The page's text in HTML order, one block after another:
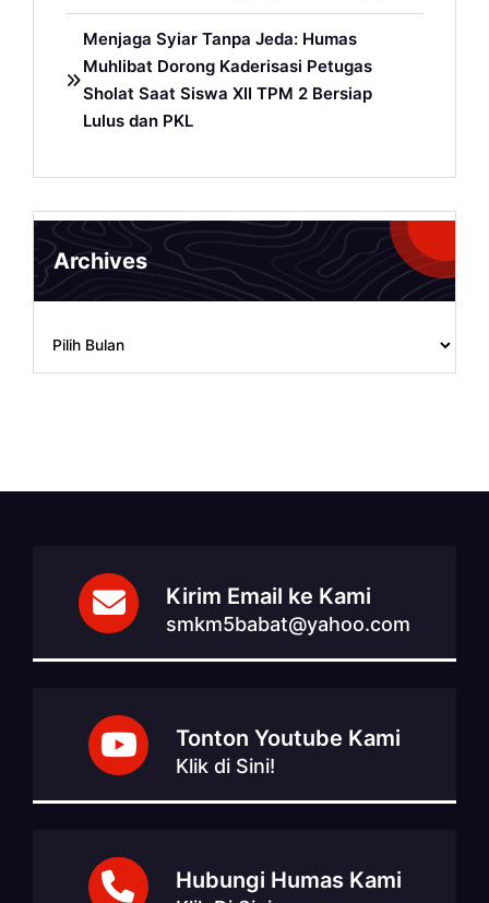
Menjaga Syiar Tanpa Jeda: Humas
Muhlibat Dorong Kaderisasi Petugas
Sholat Saat Siswa XII TPM 2 Bersiap
Lulus dan PKL
Archives
Kirim Email ke Kami
smkm5babat@yahoo.com
Tonton Youtube Kami
Klik di Sini!
Hubungi Humas Kami